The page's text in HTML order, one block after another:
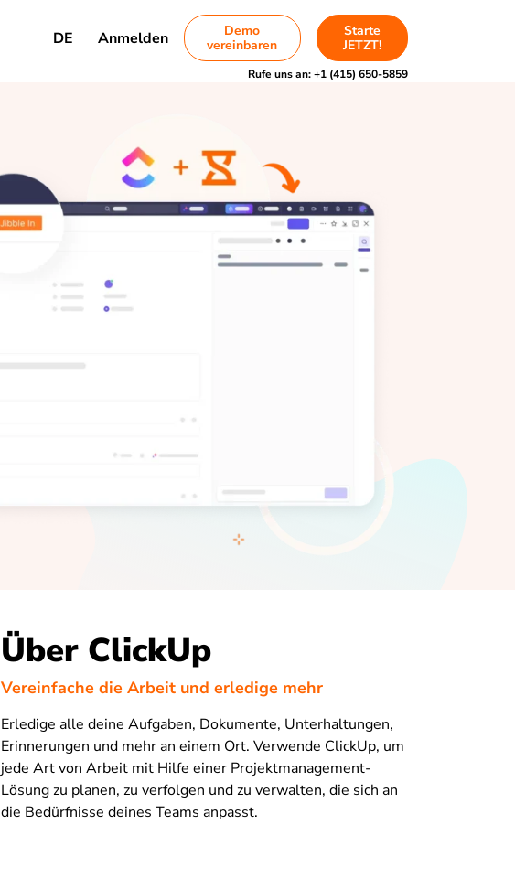
DE Anmelden
Demo
vereinbaren
Starte
JETZT!
Rufe uns an:+1 (415) 650-5859
Über ClickUp
Vereinfache die Arbeit und erledige mehr
Erledige alle deine Aufgaben, Dokumente, Unterhaltungen,
Erinnerungen und mehr an einem Ort. Verwende ClickUp, um
jede Art von Arbeit mit Hilfe einer Projektmanagement-
Lösung zu planen, zu verfolgen und zu verwalten, die sich an
die Bedürfnisse deines Teams anpasst.